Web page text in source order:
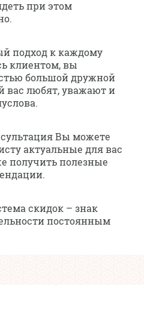
при этом
подход к каждому
клиентом, вы
большой дружной
вас любят, уважают и
Вы можете
актуальные для вас
получить полезные
скидок – знак
постоянным